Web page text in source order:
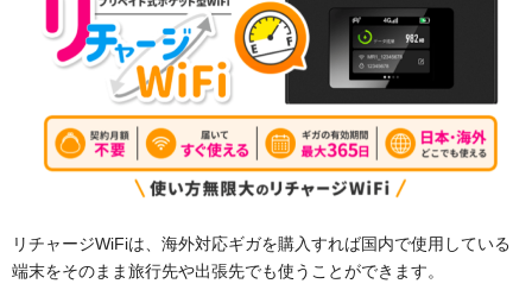
リチャージWiFiは、海外対応ギガを購入すれば国内で使用している
端末をそのまま旅行先や出張先でも使うことができます。